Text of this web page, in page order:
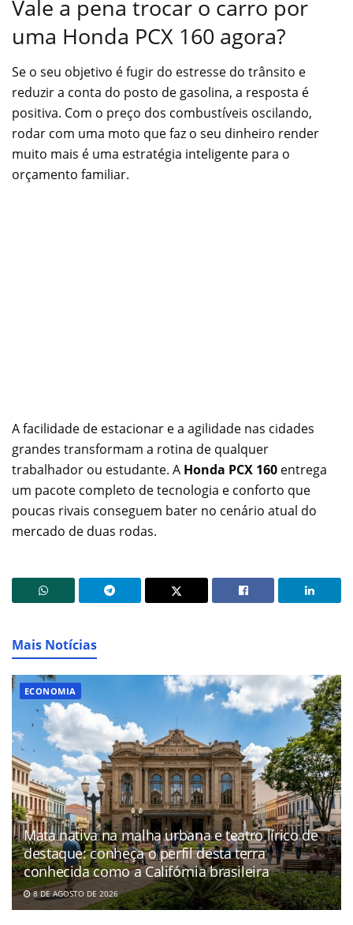
Vale a pena trocar o carro por
uma Honda PCX 160 agora?
Se o seu objetivo é fugir do estresse do trânsito e
reduzir a conta do posto de gasolina, a resposta é
positiva. Com o preço dos combustíveis oscilando,
rodar com uma moto que faz o seu dinheiro render
muito mais é uma estratégia inteligente para o
orçamento familiar.
A facilidade de estacionar e a agilidade nas cidades
grandes transformam a rotina de qualquer
trabalhador ou estudante. A Honda PCX 160 entrega
um pacote completo de tecnologia e conforto que
poucas rivais conseguem bater no cenário atual do
mercado de duas rodas.
Mais Notícias
ECONOMIA
Mata nativa na malha urbana e teatro lírico de
destaque: conheça o perfil desta terra
conhecida como a Califórnia brasileira
8 DE AGOSTO DE 2026